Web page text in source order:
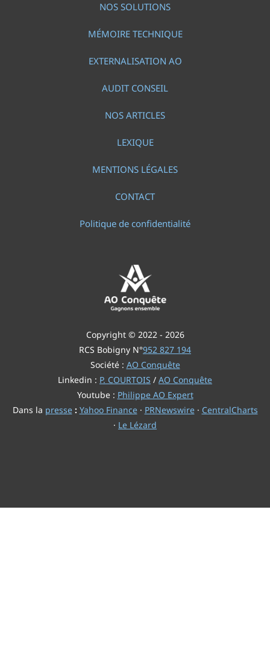
NOS SOLUTIONS
MÉMOIRE TECHNIQUE
EXTERNALISATION AO
AUDIT CONSEIL
NOS ARTICLES
LEXIQUE
MENTIONS LÉGALES
CONTACT
Politique de confidentialité
Copyright © 2022 - 2026
RCS Bobigny N°952 827 194
Société : AO Conquête
Linkedin : P. COURTOIS / AO Conquête
Youtube : Philippe AO Expert
Dans la presse: Yahoo Finance· PRNewswire· CentralCharts
· Le Lézard